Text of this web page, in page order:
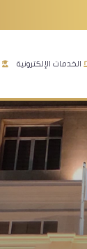
الخدمات الإلكترونية